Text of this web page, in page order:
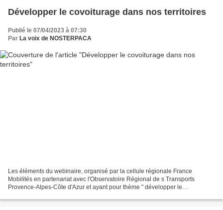
Développer le covoiturage dans nos territoires
Publié le 07/04/2023 à 07:30
Par La voix de NOSTERPACA
Les éléments du webinaire, organisé par la cellule régionale France
Mobilités en partenariat avec l'Observatoire Régional de s Transports
Provence-Alpes-Côte d'Azur et ayant pour thème " développer le